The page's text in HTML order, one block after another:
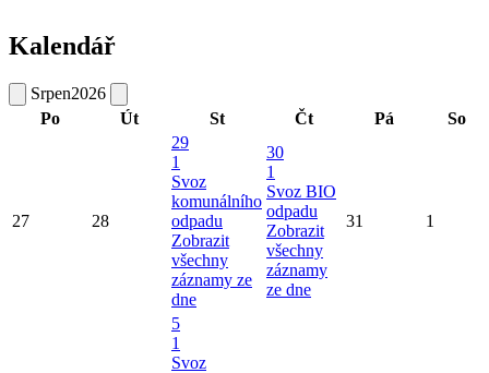
Kalendář
Srpen2026
Po
Út St Čt Pá So
27 28
29
1
Svoz
komunálního
odpadu
Zobrazit
všechny
záznamy ze
dne
30
1
Svoz BIO
odpadu
Zobrazit
všechny
záznamy
ze dne
31 1
5
1
Svoz